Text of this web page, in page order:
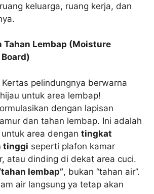
keluarga, ruang kerja, dan
Tahan Lembap (Moisture
Kertas pelindungnya berwarna
untuk area lembap!
dengan lapisan
dan tahan lembap. Ini adalah
area dengantingkat
tinggi seperti plafon kamar
atau dinding di dekat area cuci.
lembap”, bukan “tahan air”.
air langsung ya tetap akan